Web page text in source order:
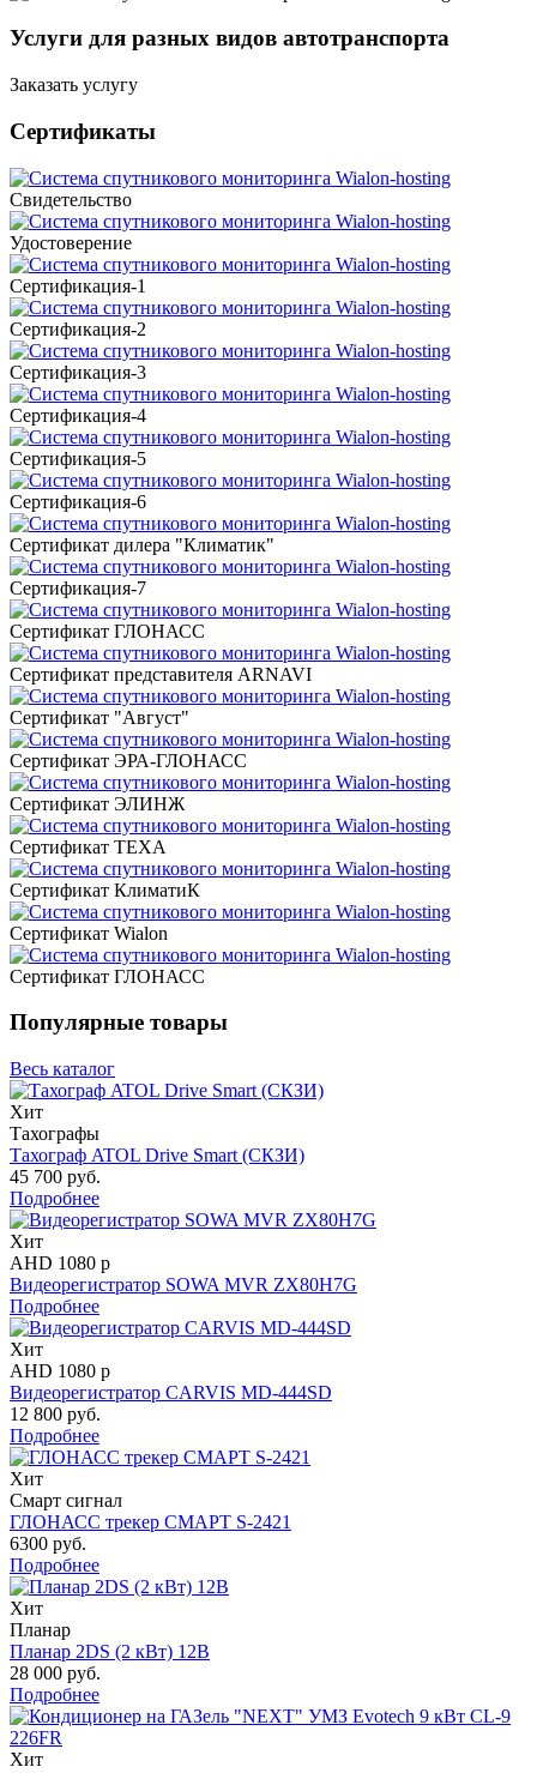
Услуги для разных видов автотранспорта
Заказать услугу
Сертификаты
Свидетельство
Удостоверение
Сертификация-1
Сертификация-2
Сертификация-3
Сертификация-4
Сертификация-5
Сертификация-6
Сертификат дилера "Климатик"
Сертификация-7
Сертификат ГЛОНАСС
Сертификат представителя ARNAVI
Сертификат "Август"
Сертификат ЭРА-ГЛОНАСС
Сертификат ЭЛИНЖ
Сертификат TEXA
Сертификат КлиматиК
Сертификат Wialon
Сертификат ГЛОНАСС
Популярные товары
Весь каталог
Хит
Тахографы
Тахограф ATOL Drive Smart (СКЗИ)
45 700 руб.
Подробнее
Хит
AHD 1080 p
Видеорегистратор SOWA MVR ZX80H7G
Подробнее
Хит
AHD 1080 p
Видеорегистратор CARVIS MD-444SD
12 800 руб.
Подробнее
Хит
Смарт сигнал
ГЛОНАСС трекер СМАРТ S-2421
6300 руб.
Подробнее
Хит
Планар
Планар 2DS (2 кВт) 12В
28 000 руб.
Подробнее
Хит